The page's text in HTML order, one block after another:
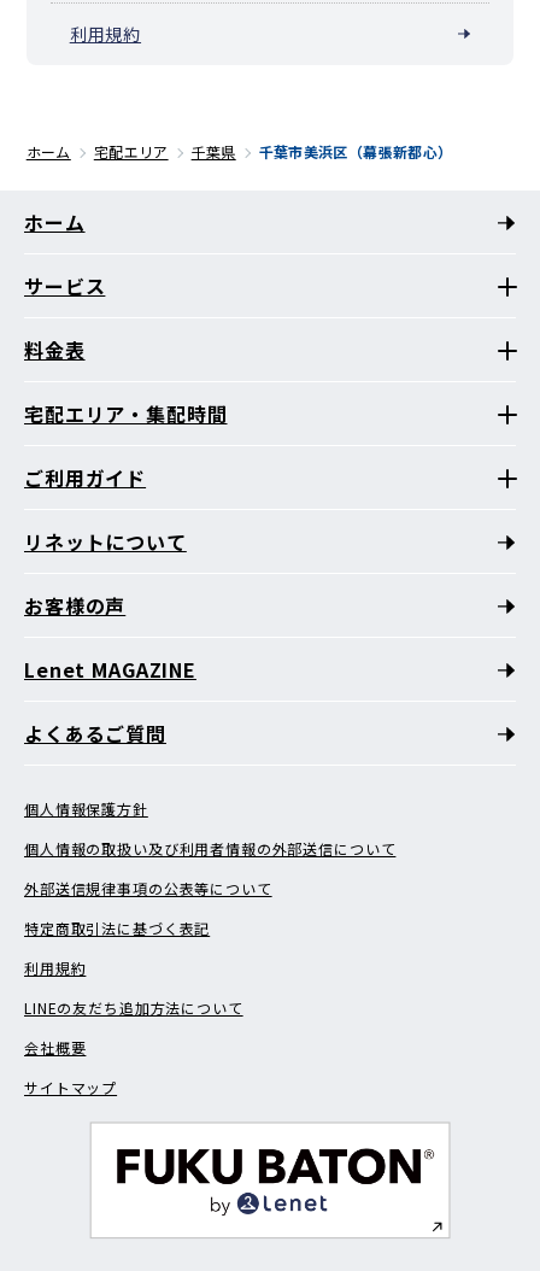
利用規約
ホーム 宅配エリア 千葉県 千葉市美浜区（幕張新都心）
ホーム
サービス
料金表
宅配エリア・集配時間
ご利用ガイド
リネットについて
お客様の声
Lenet MAGAZINE
よくあるご質問
個人情報保護方針
個人情報の取扱い及び利用者情報の外部送信について
外部送信規律事項の公表等について
特定商取引法に基づく表記
利用規約
LINEの友だち追加方法について
会社概要
サイトマップ